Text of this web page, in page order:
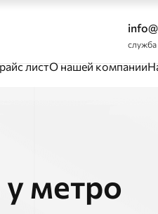
служба
листО нашей компании
метро